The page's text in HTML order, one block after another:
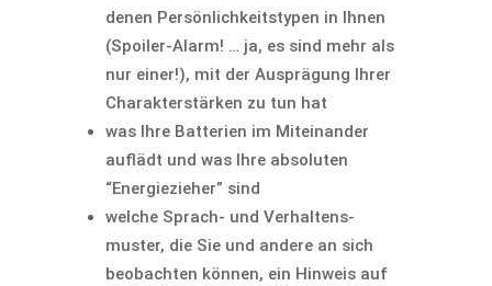
denen Persön­lich­keits­typen in Ihnen
(Spoiler-Alarm! … ja, es sind mehr als
nur einer!), mit der Ausprä­gung Ihrer
Charak­ter­stärken zu tun hat
was Ihre Batte­rien im Mitein­ander
auflädt und was Ihre absoluten
“Energie­zieher” sind
welche Sprach- und Verhal­tens­
muster, die Sie und andere an sich
beobachten können, ein Hinweis auf